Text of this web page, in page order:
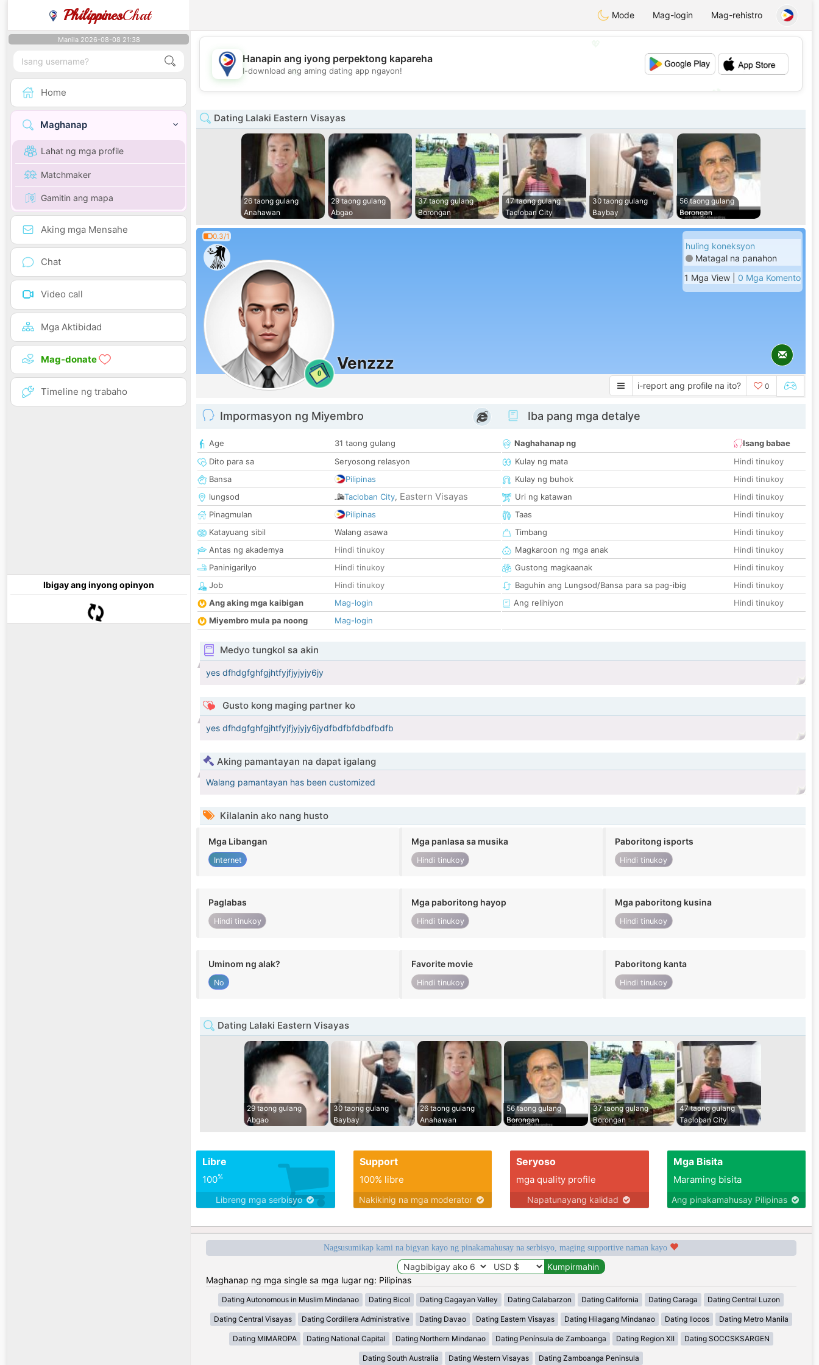
PhilippinesChat Mode Mag-login Mag-rehistro
Manila 2026-08-08 21:38
Home
Maghanap
Lahat ng mga profile
Matchmaker
Gamitin ang mapa
Aking mga Mensahe
Chat
Video call
Mga Aktibidad
Mag-donate
Timeline ng trabaho
Ibigay ang inyong opinyon
💖
💕
Hanapin ang iyong perpektong kapareha
I-download ang aming dating app ngayon!
Dating Lalaki Eastern Visayas
26 taong gulang
Anahawan
29 taong gulang
Abgao
37 taong gulang
Borongan
47 taong gulang
Tacloban City
30 taong gulang
Baybay
56 taong gulang
Borongan
0.3/1
0
Venzzz
huling koneksyon
Matagal na panahon
1 Mga View | 0 Mga Komento
i-report ang profile na ito? 0
Impormasyon ng Miyembro
Age
31 taong gulang
Dito para sa
Seryosong relasyon
Bansa
Pilipinas
lungsod
Tacloban City, Eastern Visayas
Pinagmulan
Pilipinas
Katayuang sibil
Walang asawa
Antas ng akademya
Hindi tinukoy
Paninigarilyo
Hindi tinukoy
Job
Hindi tinukoy
Ang aking mga kaibigan
Mag-login
Miyembro mula pa noong
Mag-login
Iba pang mga detalye
Naghahanap ng
Isang babae
Kulay ng mata
Hindi tinukoy
Kulay ng buhok
Hindi tinukoy
Uri ng katawan
Hindi tinukoy
Taas
Hindi tinukoy
Timbang
Hindi tinukoy
Magkaroon ng mga anak
Hindi tinukoy
Gustong magkaanak
Hindi tinukoy
Baguhin ang Lungsod/Bansa para sa pag-ibig
Hindi tinukoy
Ang relihiyon
Hindi tinukoy
Medyo tungkol sa akin
yes dfhdgfghfgjhtfyjfjyjyjy6jy
Gusto kong maging partner ko
yes dfhdgfghfgjhtfyjfjyjyjy6jydfbdfbfdbdfbdfb
Aking pamantayan na dapat igalang
Walang pamantayan has been customized
Kilalanin ako nang husto
Mga Libangan
Internet
Mga panlasa sa musika
Hindi tinukoy
Paboritong isports
Hindi tinukoy
Paglabas
Hindi tinukoy
Mga paboritong hayop
Hindi tinukoy
Mga paboritong kusina
Hindi tinukoy
Uminom ng alak?
No
Favorite movie
Hindi tinukoy
Paboritong kanta
Hindi tinukoy
Dating Lalaki Eastern Visayas
29 taong gulang
Abgao
30 taong gulang
Baybay
26 taong gulang
Anahawan
56 taong gulang
Borongan
37 taong gulang
Borongan
47 taong gulang
Tacloban City
Libre
100%
Libreng mga serbisyo
Support
100% libre
Nakikinig na mga moderator
Seryoso
mga quality profile
Napatunayang kalidad
Mga Bisita
Maraming bisita
Ang pinakamahusay Pilipinas
Nagsusumikap kami na bigyan kayo ng pinakamahusay na serbisyo, maging supportive naman kayo
Maghanap ng mga single sa mga lugar ng: Pilipinas
Dating Autonomous in Muslim Mindanao Dating Bicol Dating Cagayan Valley Dating Calabarzon Dating California Dating Caraga Dating Central Luzon
Dating Central Visayas Dating Cordillera Administrative Dating Davao Dating Eastern Visayas Dating Hilagang Mindanao Dating Ilocos Dating Metro Manila
Dating MIMAROPA Dating National Capital Dating Northern Mindanao Dating Península de Zamboanga Dating Region XII Dating SOCCSKSARGEN
Dating South Australia Dating Western Visayas Dating Zamboanga Peninsula